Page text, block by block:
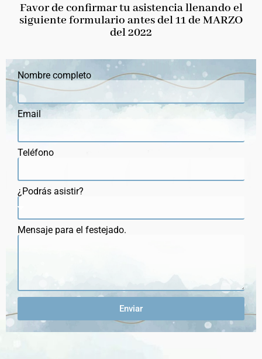
Favor de confirmar tu asistencia llenando el
siguiente formulario antes del 11 de MARZO
del 2022
Nombre completo
Email
Teléfono
¿Podrás asistir?
Mensaje para el festejado.
Enviar